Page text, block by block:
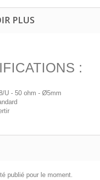
PLUS
:
U - 50 ohm - Ø5mm
publié pour le moment.